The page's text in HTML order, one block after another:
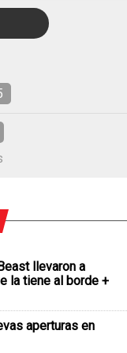
llevaron a
la tiene al borde +
aperturas en